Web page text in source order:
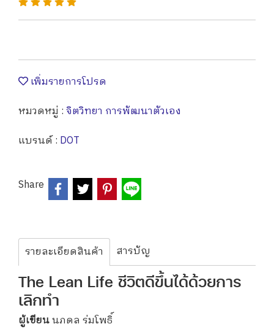
เพิ่มรายการโปรด
หมวดหมู่ :จิตวิทยา การพัฒนาตัวเอง
แบรนด์ : DOT
Share
รายละเอียดสินค้า สารบัญ
The Lean Life ชีวิตดีขึ้นได้ด้วยการ
เลิกทำ
ผู้เขียนนภดล ร่มโพธิ์